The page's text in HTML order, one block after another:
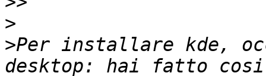
>
>Per installare kde,